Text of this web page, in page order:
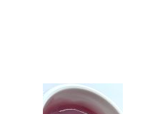
Гель-желе